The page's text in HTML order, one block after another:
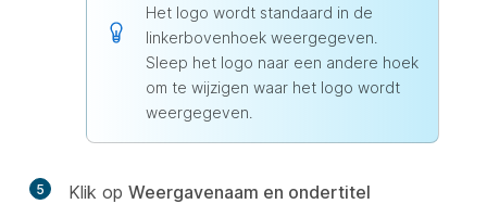
Het logo wordt standaard in de
linkerbovenhoek weergegeven.
Sleep het logo naar een andere hoek
om te wijzigen waar het logo wordt
weergegeven.
5 Klik op Weergavenaam en ondertitel